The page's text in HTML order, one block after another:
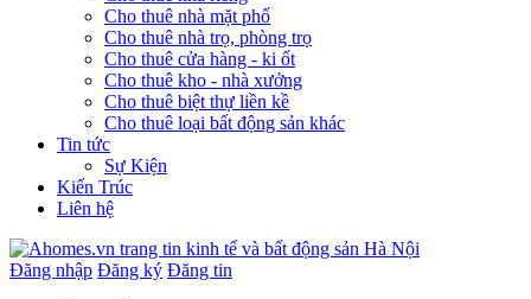
Cho thuê nhà mặt phố
Cho thuê nhà trọ, phòng trọ
Cho thuê cửa hàng - ki ốt
Cho thuê kho - nhà xưởng
Cho thuê biệt thự liền kề
Cho thuê loại bất động sản khác
Tin tức
Sự Kiện
Kiến Trúc
Liên hệ
Đăng nhập Đăng ký Đăng tin